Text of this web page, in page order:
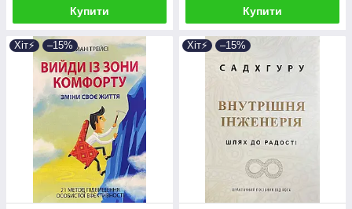
Купити Купити
Хіт⚡️ –15% Хіт⚡️ –15%